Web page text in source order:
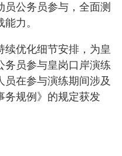
公务员参与，全面测
力。
续优化细节安排，为皇
务员参与皇岗口岸演练
员在参与演练期间涉及
务规例》的规定获发